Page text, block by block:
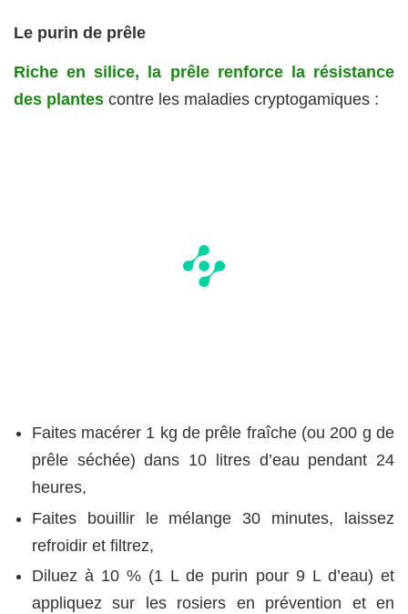
Le purin de prêle
Riche en silice, la prêle renforce la résistance
des plantes contre les maladies cryptogamiques :
Faites macérer 1 kg de prêle fraîche (ou 200 g de
prêle séchée) dans 10 litres d’eau pendant 24
heures,
Faites bouillir le mélange 30 minutes, laissez
refroidir et filtrez,
Diluez à 10 % (1 L de purin pour 9 L d’eau) et
appliquez sur les rosiers en prévention et en